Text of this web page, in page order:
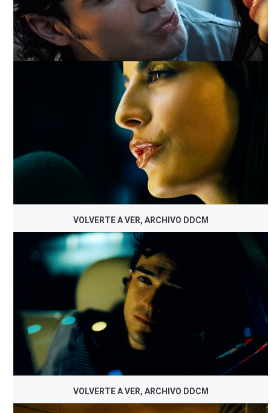
VOLVERTE A VER, ARCHIVO DDCM
VOLVERTE A VER, ARCHIVO DDCM
VOLVERTE A VER, ARCHIVO DDCM